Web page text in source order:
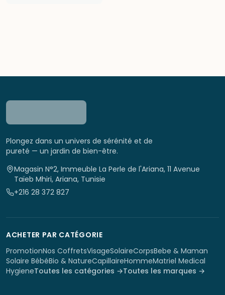
Plongez dans un univers de sérénité et de
pureté — un jardin de bien-être.
Magasin N°2, Immeuble La Perle de l'Ariana, 11 Avenue
Taïeb Mhiri, Ariana, Tunisie
+216 28 372 827
ACHETER PAR CATÉGORIE
PromotionNos CoffretsVisageSolaireCorpsBebe & Maman
Solaire BébéBio & NatureCapillaireHommeMatriel Medical
HygieneToutes les catégories →Toutes les marques →